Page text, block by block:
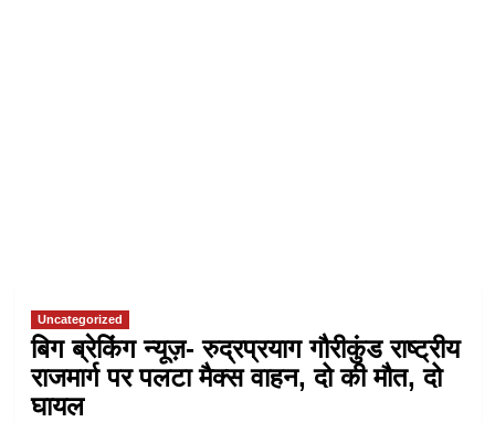
Uncategorized
बिग ब्रेकिंग न्यूज़- रुद्रप्रयाग गौरीकुंड राष्ट्रीय
राजमार्ग पर पलटा मैक्स वाहन, दो की मौत, दो
घायल